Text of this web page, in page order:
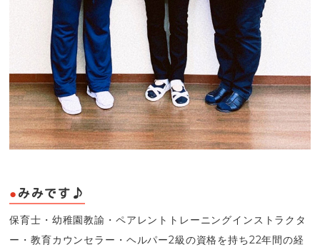
みみです♪
保育士・幼稚園教諭・ペアレントトレーニングインストラクタ
ー・教育カウンセラー・ヘルパー2級の資格を持ち22年間の経